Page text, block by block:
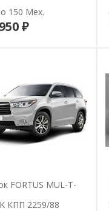
150 Мех.
₽
В корзину
FORTUS MUL-T-
КПП 2259/88